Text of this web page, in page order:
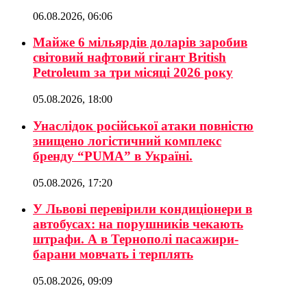
06.08.2026, 06:06
Майже 6 мільярдів доларів заробив
світовий нафтовий гігант British
Petroleum за три місяці 2026 року
05.08.2026, 18:00
Унаслідок російської атаки повністю
знищено логістичний комплекс
бренду “PUMA” в Україні.
05.08.2026, 17:20
У Львові перевірили кондиціонери в
автобусах: на порушників чекають
штрафи. А в Тернополі пасажири-
барани мовчать і терплять
05.08.2026, 09:09